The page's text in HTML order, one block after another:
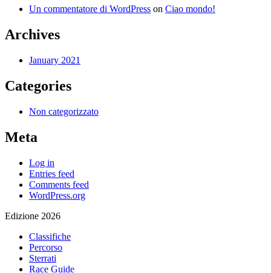
Un commentatore di WordPress on Ciao mondo!
Archives
January 2021
Categories
Non categorizzato
Meta
Log in
Entries feed
Comments feed
WordPress.org
Edizione 2026
Classifiche
Percorso
Sterrati
Race Guide